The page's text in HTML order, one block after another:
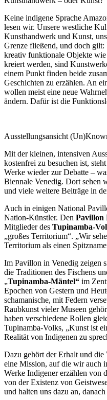
Keine indigene Sprache
lesen wir. Unsere westliche
Kunsthandwerk und Kunst,
Grenze fließend, und doch
kreativ funktionale Objekte
kreiert werden, sind
einem Punkt finden beide
Geschichten zu erzählen. An
wollen meist eine neue
ändern. Dafür ist die
Ausstellungsansicht
Mit der kleinen, intensiven
kostenfrei zu besuchen ist,
Werke wieder zur Debatte –
Biennale Venedig. Dort sehen
und viele weitere Beiträge in
Auch in einigen National
Nation-Künstler. Den Pavillon
Mitglieder des Tupinamba-
„großes Territorium“. „Wir
Territorium als einen
Im Pavillon in Venedig zeigen
die Traditionen des Fischens
„Tupinamba-Mäntel“ im
Epochen von Gestern und
schamanische, mit Federn
Raubkunst vieler Museen
haben verschiedene Rollen
Tupinamba-Volks, „Kunst ist
Realität von Indigenen zu
Dazu gehört der Erhalt und
eine Mission, auf die wir auch
Werke Indigener erzählen von
von der Existenz von
und halten uns dazu an,